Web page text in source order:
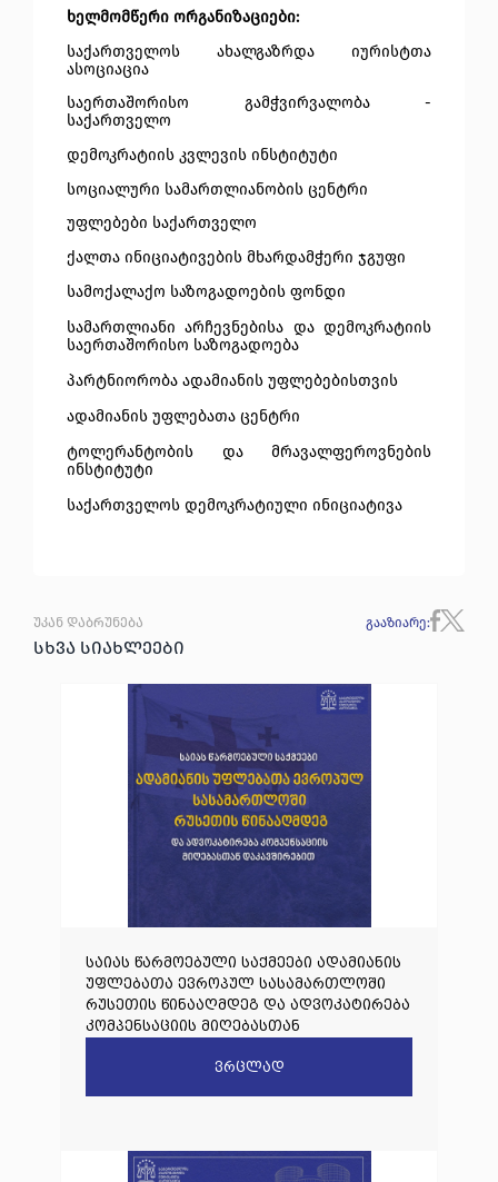
ხელმომწერი ორგანიზაციები:
საქართველოს ახალგაზრდა იურისტთა
ასოციაცია
საერთაშორისო გამჭვირვალობა -
საქართველო
დემოკრატიის კვლევის ინსტიტუტი
სოციალური სამართლიანობის ცენტრი
უფლებები საქართველო
ქალთა ინიციატივების მხარდამჭერი ჯგუფი
სამოქალაქო საზოგადოების ფონდი
სამართლიანი არჩევნებისა და დემოკრატიის
საერთაშორისო საზოგადოება
პარტნიორობა ადამიანის უფლებებისთვის
ადამიანის უფლებათა ცენტრი
ტოლერანტობის და მრავალფეროვნების
ინსტიტუტი
საქართველოს დემოკრატიული ინიციატივა
უკან დაბრუნება გააზიარე:
სხვა სიახლეები
საიას წარმოებული საქმეები ადამიანის
უფლებათა ევროპულ სასამართლოში
რუსეთის წინააღმდეგ და ადვოკატირება
კომპენსაციის მიღებასთან
ვრცლად